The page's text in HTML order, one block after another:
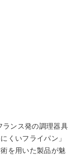
ランス発の調理器具
くいフライパン」
を用いた製品が魅